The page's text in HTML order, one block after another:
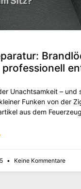
Unachtsamkeit – und
Funken von der
aus dem
Keine Kommentare